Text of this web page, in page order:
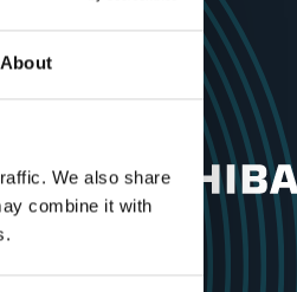
About
We also share
combine it with